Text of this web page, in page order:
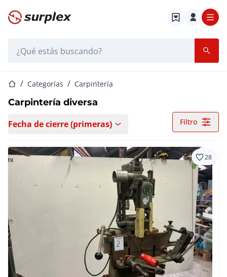
Página de inicio
Página de inicio
Categorías Carpintería
Carpintería diversa
Fecha de cierre (primeras) Filtro
28